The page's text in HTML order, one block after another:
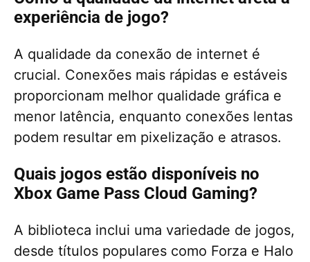
experiência de jogo?
A qualidade da conexão de internet é
crucial. Conexões mais rápidas e estáveis
proporcionam melhor qualidade gráfica e
menor latência, enquanto conexões lentas
podem resultar em pixelização e atrasos.
Quais jogos estão disponíveis no
Xbox Game Pass Cloud Gaming?
A biblioteca inclui uma variedade de jogos,
desde títulos populares como Forza e Halo